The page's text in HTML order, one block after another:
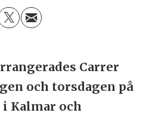
Carrer
och torsdagen på
Kalmar och